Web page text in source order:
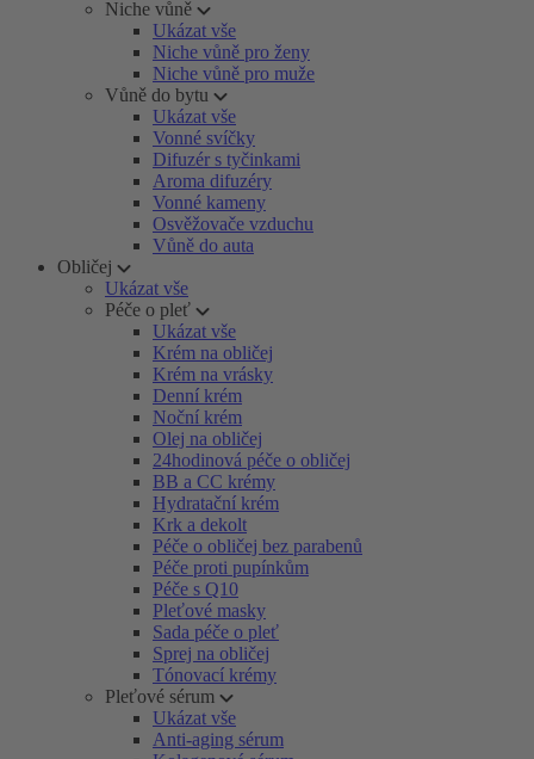
Niche vůně
Ukázat vše
Niche vůně pro ženy
Niche vůně pro muže
Vůně do bytu
Ukázat vše
Vonné svíčky
Difuzér s tyčinkami
Aroma difuzéry
Vonné kameny
Osvěžovače vzduchu
Vůně do auta
Obličej
Ukázat vše
Péče o pleť
Ukázat vše
Krém na obličej
Krém na vrásky
Denní krém
Noční krém
Olej na obličej
24hodinová péče o obličej
BB a CC krémy
Hydratační krém
Krk a dekolt
Péče o obličej bez parabenů
Péče proti pupínkům
Péče s Q10
Pleťové masky
Sada péče o pleť
Sprej na obličej
Tónovací krémy
Pleťové sérum
Ukázat vše
Anti-aging sérum